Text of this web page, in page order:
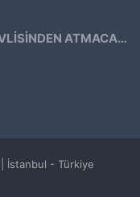
EMEKLİ EMNİYET GÖREVLİSİNDEN ATMACA 53 KLASİK14
| İstanbul - Türkiye